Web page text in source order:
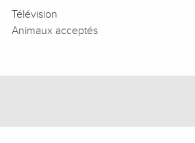
Télévision
Animaux acceptés